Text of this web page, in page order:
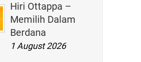
Hiri Ottappa –
Memilih Dalam
Berdana
1 August 2026